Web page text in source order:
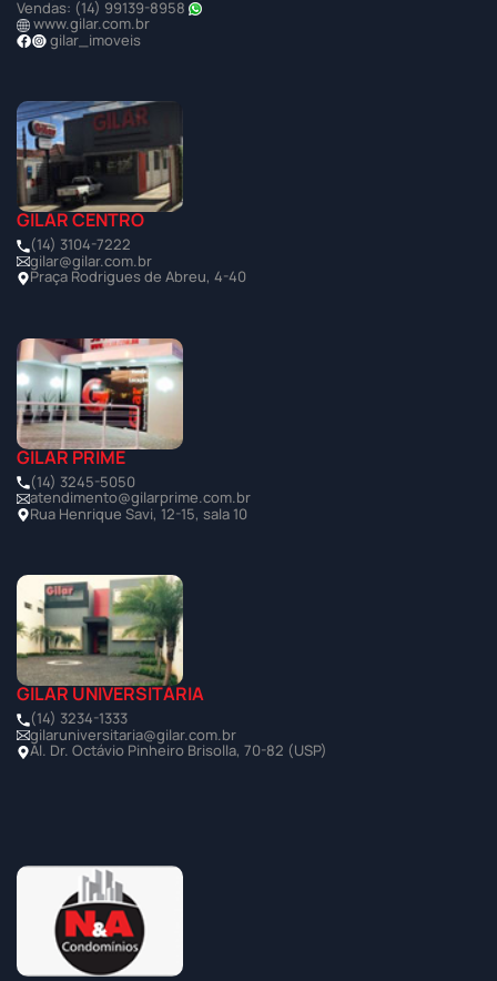
Vendas: (14) 99139-8958
www.gilar.com.br
gilar_imoveis
GILAR CENTRO
(14) 3104-7222
gilar@gilar.com.br
Praça Rodrigues de Abreu, 4-40
GILAR PRIME
(14) 3245-5050
atendimento@gilarprime.com.br
Rua Henrique Savi, 12-15, sala 10
GILAR UNIVERSITÁRIA
(14) 3234-1333
gilaruniversitaria@gilar.com.br
Al. Dr. Octávio Pinheiro Brisolla, 70-82 (USP)